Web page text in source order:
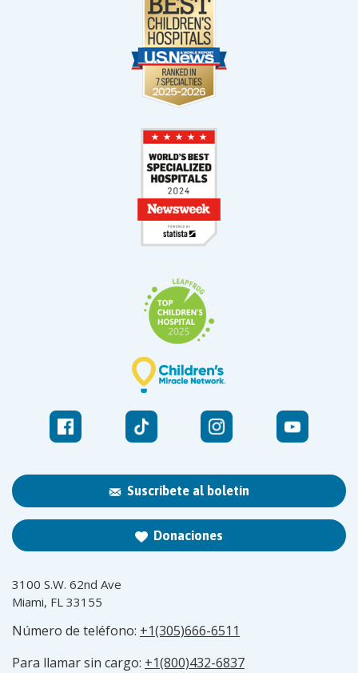
Suscríbete al boletín
Donaciones
3100 S.W. 62nd Ave
Miami, FL 33155
Número de teléfono: +1(305)666-6511
Para llamar sin cargo: +1(800)432-6837